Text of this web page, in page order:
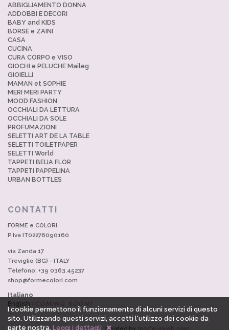
ABBIGLIAMENTO DONNA
ADDOBBI E DECORI
BABY and KIDS
BORSE e ZAINI
CASA
CUCINA
CURA CORPO e VISO
GIOCHI e PELUCHE Maileg
GIOIELLI
MAMAN et SOPHIE
MERI MERI PARTY
MOOD FASHION
OCCHIALI DA LETTURA
OCCHIALI DA SOLE
PROFUMAZIONI
SELETTI ART DE LA TABLE
SELETTI TOILETPAPER
SELETTI World
TAPPETI BEIJA FLOR
TAPPETI PAPPELINA
URBAN BOTTLES
CONTATTI
FORME e COLORI
P.Iva IT02276090160
via Zanda 17
Treviglio (BG) - ITALY
Telefono: +39 0363.45237
shop@formecolori.com
Italiano
English (COMING SOON)
created by morfeusweb.com
I cookie permettono il funzionamento di alcuni servizi di questo
sito. Utilizzando questi servizi, accetti l'utilizzo dei cookie da
parte nostra. Leggi i dettagli